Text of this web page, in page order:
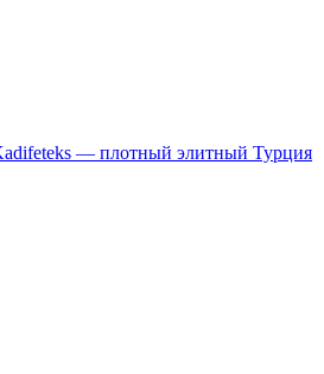
— плотный элитный Турция